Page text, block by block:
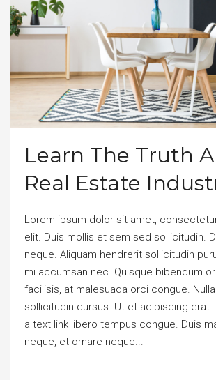
Learn The Truth
Real Estate
Lorem ipsum dolor sit amet,
elit. Duis mollis et sem sed sollicitudin.
neque. Aliquam hendrerit sollicitudin
mi accumsan nec. Quisque bibendum
facilisis, at malesuada orci congue.
sollicitudin cursus. Ut et adipiscing erat.
a text link libero tempus congue. Duis
neque, et ornare neque...